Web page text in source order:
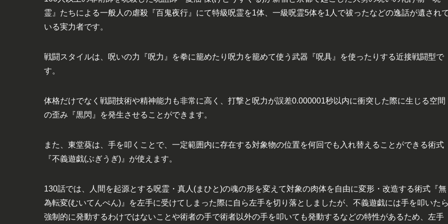
霊』たちによる一般人の虐殺『百鬼夜行』にて特級呪霊を1体、一級呪霊5体を1人で祓ったなどの逸話が遺され
いる実力者です。
戦闘スタイルは、呪いの力『呪力』を拳に籠めたり呪力を籠めて使う武器『呪具』を使ったりする近接戦闘型で
す。
体格だけでなく戦闘技術や精神能力も非常に高く、打撃と呪力が誤差0.000001秒以内に衝突した際に生じる空間
の歪み『黒閃』を発生させることができます。
また、東堂葵は、手を叩くことで、一定範囲内に存在する対象物の位置を何回でも入れ替えることができる術式
『不義遊戯(ぶぎうぎ)』が使えます。
130話では、人間を起源とする呪霊・真人(まひと)の魂の形を変えて対象の肉体を自由に変形・改造する術式『無
為転変(むいてんぺん)』を左手に受けてしまった際に自ら左手を切り落としましたが、不義遊戯には手を叩いた
強制的に発動するわけではないことや術者の手で術者以外の手を叩いても発動するなどの特性があるため、左手